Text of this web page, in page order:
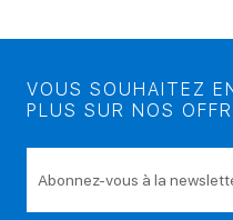
VOUS SOUHAITEZ
PLUS SUR NOS